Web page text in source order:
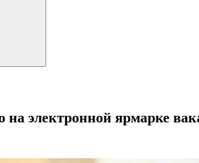
электронной ярмарке